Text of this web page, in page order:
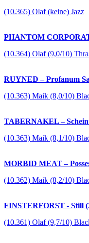
(10.365) Olaf (keine) Jazz
PHANTOM
(10.364) Olaf (9,0/10)
RUYNED – Profanum
(10.363) Maik (8,0/10)
TABERNAKEL –
(10.363) Maik (8,1/10)
MORBID MEAT –
(10.362) Maik (8,2/10)
FINSTERFORST - Still
(10.361) Olaf (9,7/10)